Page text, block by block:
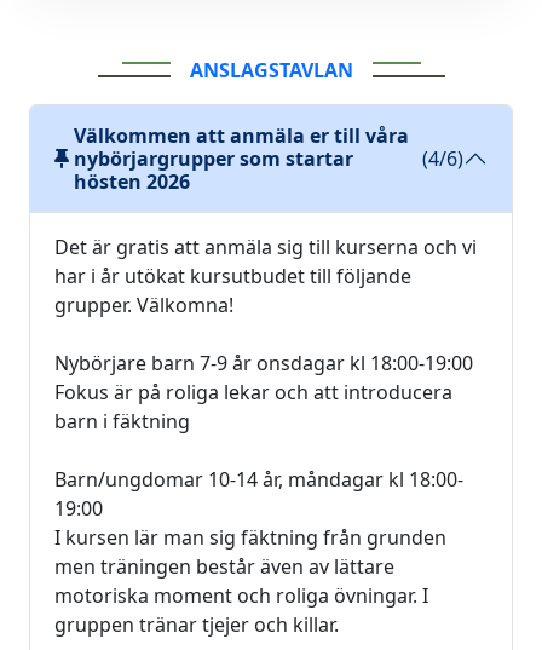
ANSLAGSTAVLAN
Välkommen att anmäla er till våra
nybörjargrupper som startar
hösten 2026
(4/6)
Det är gratis att anmäla sig till kurserna och vi
har i år utökat kursutbudet till följande
grupper. Välkomna!
Nybörjare barn 7-9 år onsdagar kl 18:00-19:00
Fokus är på roliga lekar och att introducera
barn i fäktning
Barn/ungdomar 10-14 år, måndagar kl 18:00-
19:00
I kursen lär man sig fäktning från grunden
men träningen består även av lättare
motoriska moment och roliga övningar. I
gruppen tränar tjejer och killar.